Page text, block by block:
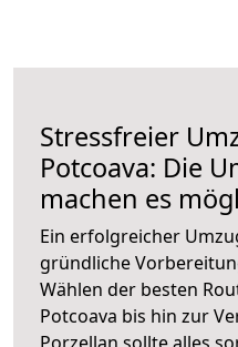
Stressfreier
Potcoava: Die
machen es
Ein erfolgreicher
gründliche
Wählen der besten
Potcoava bis hin zur